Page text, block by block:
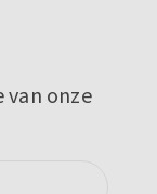
van onze